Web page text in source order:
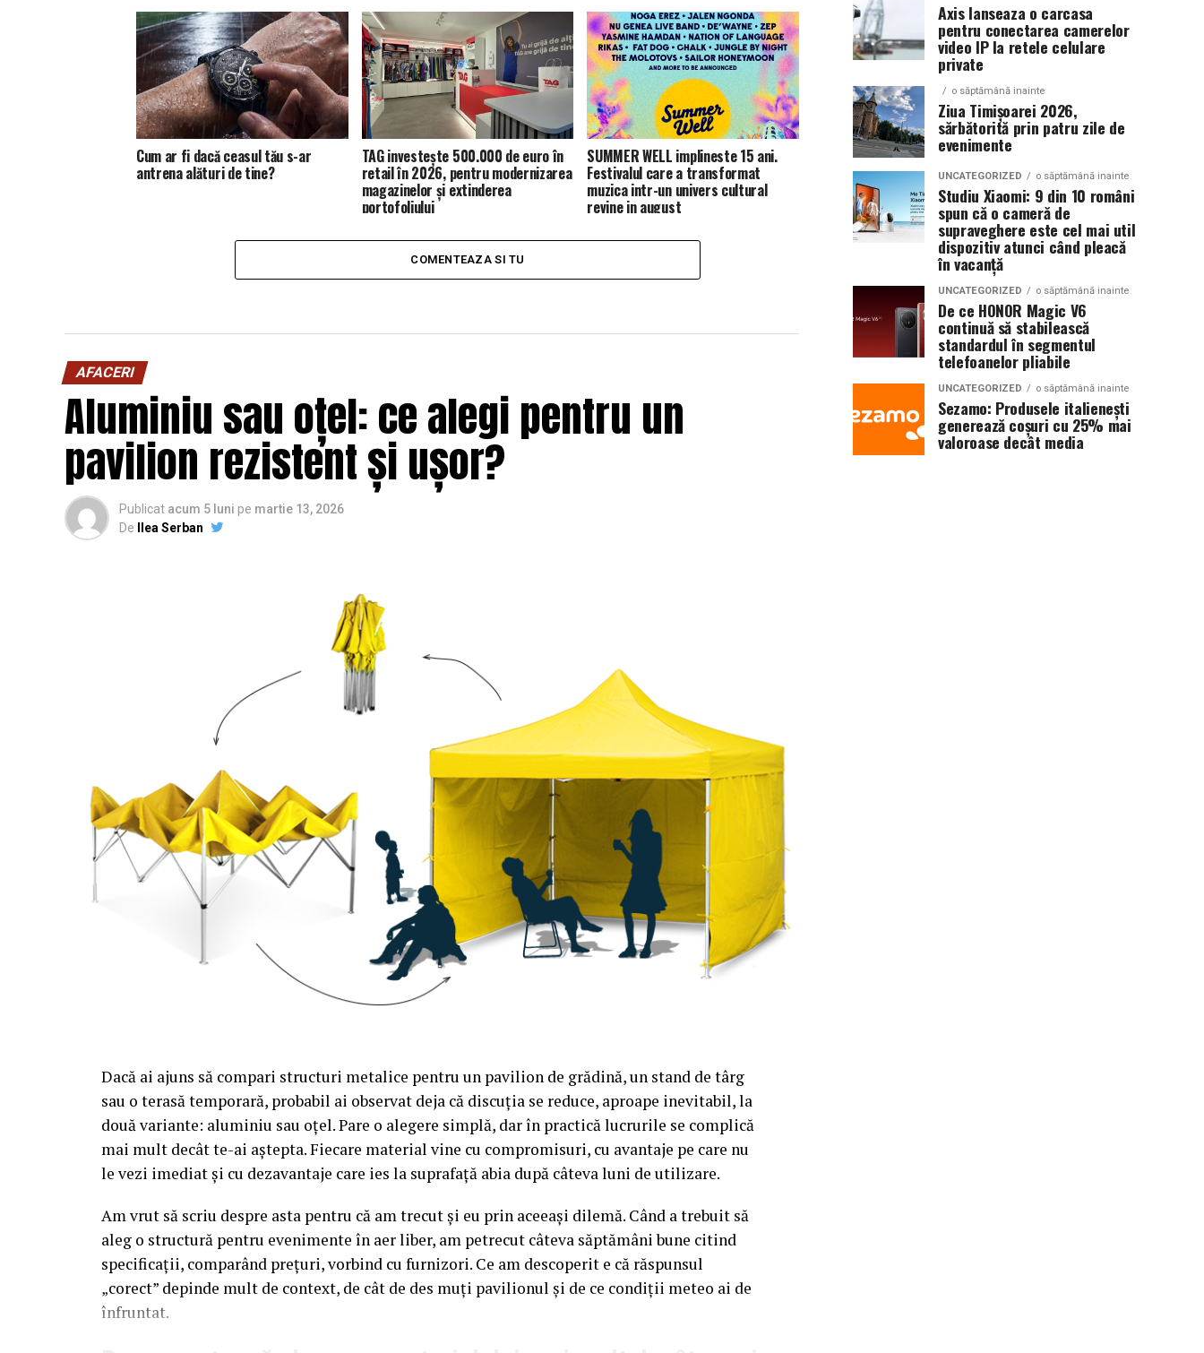
Cum ar fi dacă ceasul tău s-ar
antrena alături de tine?
TAG investește 500.000 de euro în
retail în 2026, pentru modernizarea
magazinelor și extinderea
portofoliului
SUMMER WELL implineste 15 ani.
Festivalul care a transformat
muzica intr-un univers cultural
revine in august
COMENTEAZA SI TU
AFACERI
Aluminiu sau oțel: ce alegi pentru un
pavilion rezistent și ușor?
Publicat acum 5 luni pe martie 13, 2026
De
Ilea Serban
Dacă ai ajuns să compari structuri metalice pentru un pavilion de grădină, un stand de târg
sau o terasă temporară, probabil ai observat deja că discuția se reduce, aproape inevitabil, la
două variante: aluminiu sau oțel. Pare o alegere simplă, dar în practică lucrurile se complică
mai mult decât te-ai aștepta. Fiecare material vine cu compromisuri, cu avantaje pe care nu
le vezi imediat și cu dezavantaje care ies la suprafață abia după câteva luni de utilizare.
Am vrut să scriu despre asta pentru că am trecut și eu prin aceeași dilemă. Când a trebuit să
aleg o structură pentru evenimente în aer liber, am petrecut câteva săptămâni bune citind
specificații, comparând prețuri, vorbind cu furnizori. Ce am descoperit e că răspunsul
„corect” depinde mult de context, de cât de des muți pavilionul și de ce condiții meteo ai de
înfruntat.
Axis lanseaza o carcasa
pentru conectarea camerelor
video IP la retele celulare
private
o săptămână inainte
Ziua Timișoarei 2026,
sărbătorită prin patru zile de
evenimente
UNCATEGORIZED o săptămână inainte
Studiu Xiaomi: 9 din 10 români
spun că o cameră de
supraveghere este cel mai util
dispozitiv atunci când pleacă
în vacanță
UNCATEGORIZED o săptămână inainte
De ce HONOR Magic V6
continuă să stabilească
standardul în segmentul
telefoanelor pliabile
UNCATEGORIZED o săptămână inainte
Sezamo: Produsele italienești
generează coșuri cu 25% mai
valoroase decât media